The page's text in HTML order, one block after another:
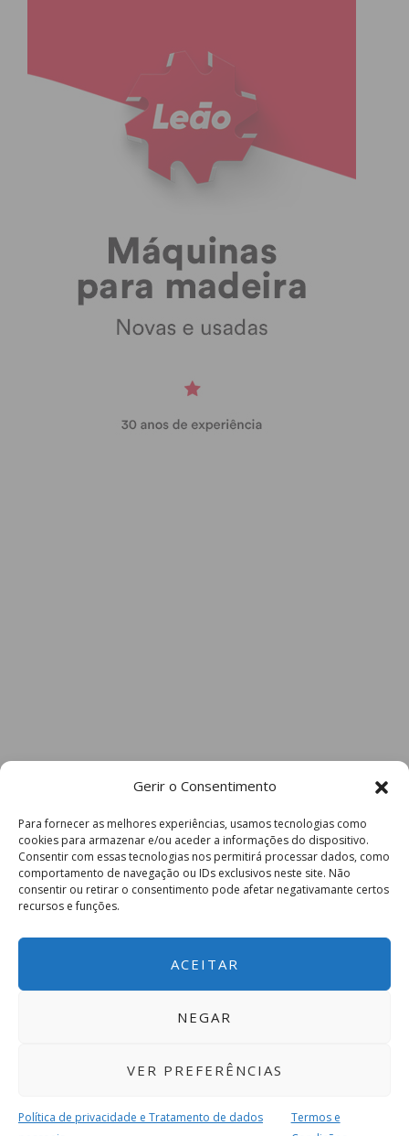
Gerir o Consentimento
Para fornecer as melhores experiências, usamos tecnologias como
cookies para armazenar e/ou aceder a informações do dispositivo.
Consentir com essas tecnologias nos permitirá processar dados, como
comportamento de navegação ou IDs exclusivos neste site. Não
consentir ou retirar o consentimento pode afetar negativamante certos
recursos e funções.
ACEITAR
NEGAR
VER PREFERÊNCIAS
Política de privacidade e Tratamento de dados
Termos e